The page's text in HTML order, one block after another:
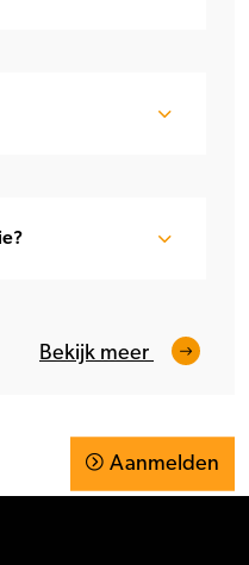
Bekijk meer
Aanmelden